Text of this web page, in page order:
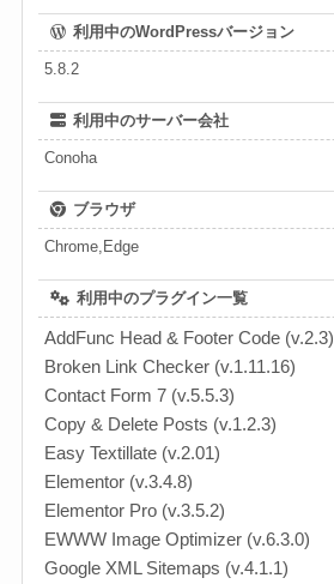
利用中のWordPressバージョン
5.8.2
利用中のサーバー会社
Conoha
ブラウザ
Chrome,Edge
利用中のプラグイン一覧
AddFunc Head & Footer Code (v.2.3)
Broken Link Checker (v.1.11.16)
Contact Form 7 (v.5.5.3)
Copy & Delete Posts (v.1.2.3)
Easy Textillate (v.2.01)
Elementor (v.3.4.8)
Elementor Pro (v.3.5.2)
EWWW Image Optimizer (v.6.3.0)
Google XML Sitemaps (v.4.1.1)